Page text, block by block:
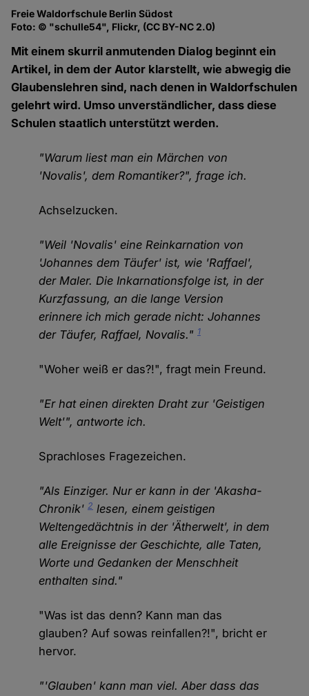
Freie Waldorfschule Berlin Südost
Foto: © "schulle54", Flickr, (CC BY-NC 2.0)
Mit einem skurril anmutenden Dialog beginnt ein
Artikel, in dem der Autor klarstellt, wie abwegig die
Glaubenslehren sind, nach denen in Waldorfschulen
gelehrt wird. Umso unverständlicher, dass diese
Schulen staatlich unterstützt werden.
"Warum liest man ein Märchen von
'Novalis', dem Romantiker?", frage ich.
Achselzucken.
"Weil 'Novalis' eine Reinkarnation von
'Johannes dem Täufer' ist, wie 'Raffael',
der Maler. Die Inkarnationsfolge ist, in der
Kurzfassung, an die lange Version
erinnere ich mich gerade nicht: Johannes
der Täufer, Raffael, Novalis."1
"Woher weiß er das?!", fragt mein Freund.
"Er hat einen direkten Draht zur 'Geistigen
Welt'", antworte ich.
Sprachloses Fragezeichen.
"Als Einziger. Nur er kann in der 'Akasha-
Chronik'2 lesen, einem geistigen
Weltengedächtnis in der 'Ätherwelt', in dem
alle Ereignisse der Geschichte, alle Taten,
Worte und Gedanken der Menschheit
enthalten sind."
"Was ist das denn? Kann man das
glauben? Auf sowas reinfallen?!", bricht er
hervor.
"'Glauben' kann man viel. Aber dass das